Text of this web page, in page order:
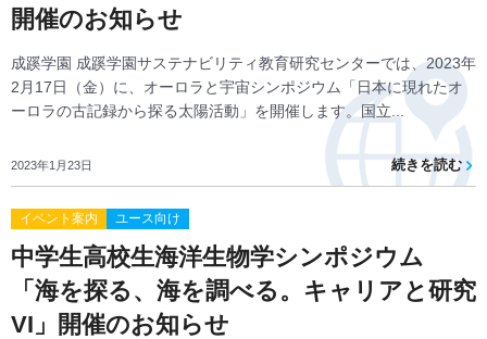
開催のお知らせ
成蹊学園 成蹊学園サステナビリティ教育研究センターでは、2023年
2月17日（金）に、オーロラと宇宙シンポジウム「日本に現れたオ
ーロラの古記録から探る太陽活動」を開催します。国立...
2023年1月23日 続きを読む
イベント案内 ユース向け
中学生高校生海洋生物学シンポジウム
「海を探る、海を調べる。キャリアと研究
VI」開催のお知らせ